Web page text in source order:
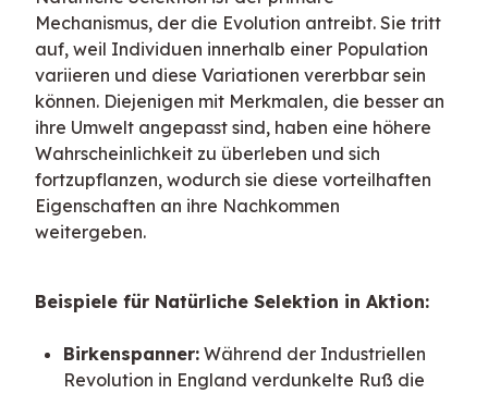
Mechanismus, der die Evolution antreibt. Sie tritt
auf, weil Individuen innerhalb einer Population
variieren und diese Variationen vererbbar sein
können. Diejenigen mit Merkmalen, die besser an
ihre Umwelt angepasst sind, haben eine höhere
Wahrscheinlichkeit zu überleben und sich
fortzupflanzen, wodurch sie diese vorteilhaften
Eigenschaften an ihre Nachkommen
weitergeben.
Beispiele für Natürliche Selektion in Aktion:
Birkenspanner: Während der Industriellen
Revolution in England verdunkelte Ruß die